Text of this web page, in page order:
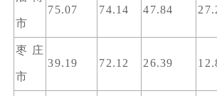
市
75.07 74.14 47.84
枣庄
市
39.19 72.12 26.39